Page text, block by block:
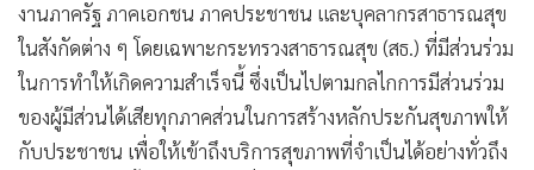
งานภาครัฐ ภาคเอกชน ภาคประชาชน และบุคลากรสาธารณสุข
ในสังกัดต่าง ๆ โดยเฉพาะกระทรวงสาธารณสุข (สธ.) ที่มีส่วนร่วม
ในการทำให้เกิดความสำเร็จนี้ ซึ่งเป็นไปตามกลไกการมีส่วนร่วม
ของผู้มีส่วนได้เสียทุกภาคส่วนในการสร้างหลักประกันสุขภาพให้
กับประชาชน เพื่อให้เข้าถึงบริการสุขภาพที่จำเป็นได้อย่างทั่วถึง